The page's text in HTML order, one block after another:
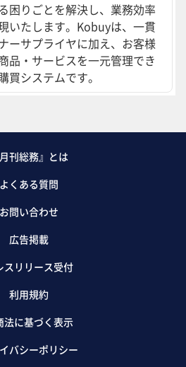
困りごとを解決し、業務効率
いたします。Kobuyは、一貫
ーサプライヤに加え、お客様
品・サービスを一元管理でき
買システムです。
月刊総務』とは
よくある質問
お問い合わせ
広告掲載
スリリース受付
利用規約
法に基づく表示
バシーポリシー